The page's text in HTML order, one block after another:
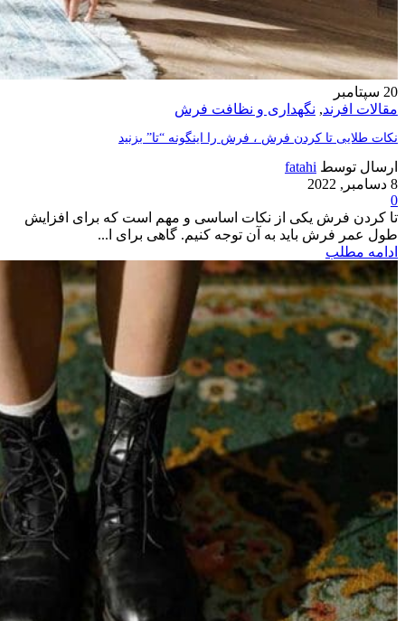
20 سپتامبر
مقالات افرند, نگهداری و نظافت فرش
نکات طلایی تا کردن فرش ، فرش را اینگونه “تا” بزنید
ارسال توسط fatahi
8 دسامبر, 2022
0
تا کردن فرش یکی از نکات اساسی و مهم است که برای افزایش
طول عمر فرش باید به آن توجه کنیم. گاهی برای ا...
ادامه مطلب